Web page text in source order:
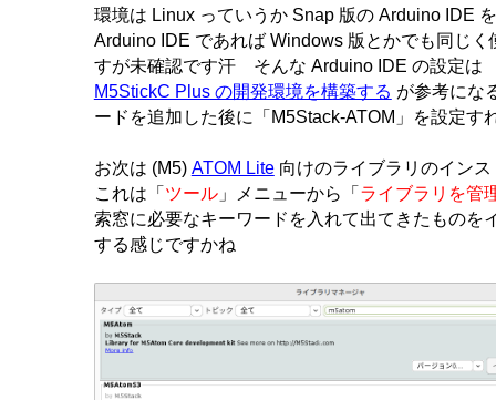
環境は Linux っていうか Snap 版の Arduino IDE
Arduino IDE であれば Windows 版とかでも同じく
すが未確認です汗 そんな Arduino IDE の設定は
M5StickC Plus の開発環境を構築する が参考にな
ードを追加した後に「M5Stack-ATOM」を設定す
お次は (M5) ATOM Lite向けのライブラリのイン
これは「 ツール」メニューから「 ライブラリを管
索窓に必要なキーワードを入れて出てきたものを
する感じですかね